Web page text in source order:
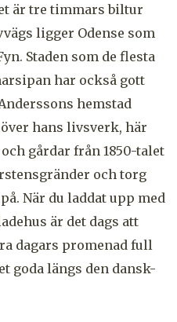
är tre timmars biltur
ligger Odense som
Staden som de flesta
har också gott
hemstad
hans livsverk, här
gårdar från 1850-talet
och torg
När du laddat upp med
är det dags att
dagars promenad full
goda längs den dansk-